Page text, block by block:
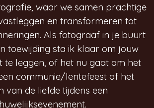
waar we samen prachtige
en transformeren tot
Als fotograaf in je buurt
toewijding sta ik klaar om jouw
te leggen, of het nu gaat om het
communie/lentefeest of het
van de liefde tijdens een
huwelijksevenement.